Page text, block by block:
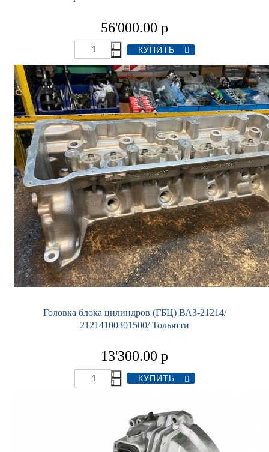
56'000.00 р
Головка блока цилиндров (ГБЦ) ВАЗ-21214/
21214100301500/ Тольятти
13'300.00 р